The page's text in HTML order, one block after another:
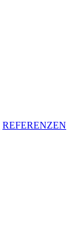
REFERENZEN